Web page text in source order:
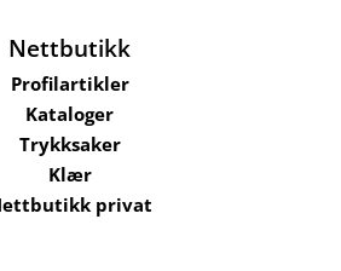
Nettbutikk
Profilartikler
Kataloger
Trykksaker
Klær
privat